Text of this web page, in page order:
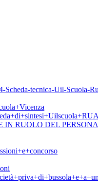
tecnica-Uil-Scuola-
RUOLO DEL